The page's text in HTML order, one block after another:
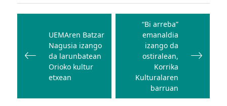
Bidalketetan
nabigatuUEMAren Batzar
Nagusia izango
da larunbatean
Orioko kultur
etxean
“Bi arreba”
emanaldia
izango da
ostiralean,
Korrika
Kulturalaren
barruan